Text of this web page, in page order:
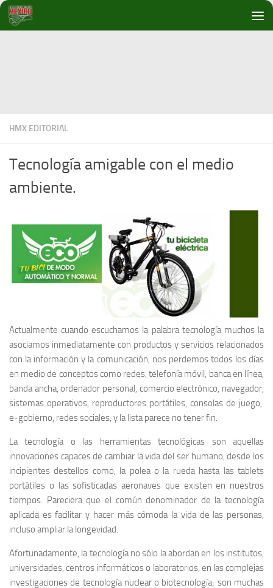
Debajo del contenido
HMX EDITORIAL
Tecnología amigable con el medio
ambiente.
Actualmente cuando escuchamos la palabra tecnología muchos la
asociamos inmediatamente con productos y servicios relacionados
con la información y la comunicación, nos perdemos todos los días
en medio de conceptos como redes, telefonía móvil, banca en línea,
banda ancha, ordenador personal, comercio electrónico, navegador,
sistemas operativos, reproductores portátiles, consolas de juego,
e-gobierno, redes sociales, y la lista parece no tener fin.
La tecnología o las herramientas tecnológicas son aquellas
innovaciones capaces de cambiar la vida del ser humano, desde los
incipientes destellos como, la polea o la rueda hasta las tablets
portátiles o las sofisticadas aeronaves que existen en nuestros
tiempos. Pareciera que el común denominador de la tecnología
aplicada es facilitar y hacer más cómoda la vida de las personas,
incluso ampliar la longevidad.
Afortunadamente, la tecnología no sólo la abordan en los institutos,
universidades, centros informáticos o laboratorios, en las complejas
investigaciones de tecnología nuclear o biotecnología; son muchas